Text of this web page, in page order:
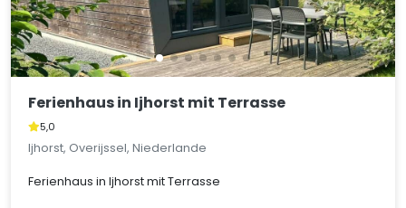
Ferienhaus in Ijhorst mit Terrasse
5,0
Ijhorst, Overijssel, Niederlande
Ferienhaus in Ijhorst mit Terrasse